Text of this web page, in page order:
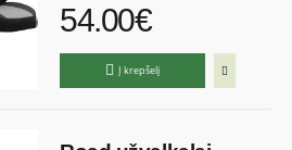
54.00€
Į krepšelį